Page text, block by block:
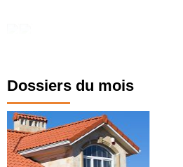
Dossiers du mois